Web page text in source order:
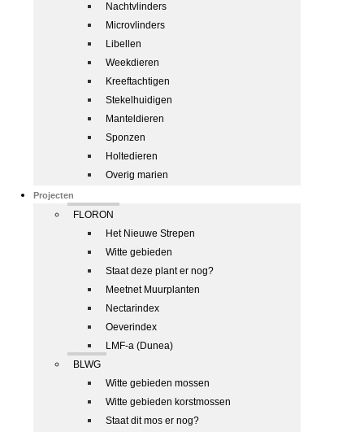
Nachtvlinders
Microvlinders
Libellen
Weekdieren
Kreeftachtigen
Stekelhuidigen
Manteldieren
Sponzen
Holtedieren
Overig marien
Projecten
FLORON
Het Nieuwe Strepen
Witte gebieden
Staat deze plant er nog?
Meetnet Muurplanten
Nectarindex
Oeverindex
LMF-a (Dunea)
BLWG
Witte gebieden mossen
Witte gebieden korstmossen
Staat dit mos er nog?